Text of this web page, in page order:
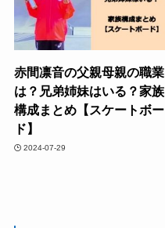
赤間凛音の父親母親の職業
は？兄弟姉妹はいる？家族
構成まとめ【スケートボー
ド】
2024-07-29